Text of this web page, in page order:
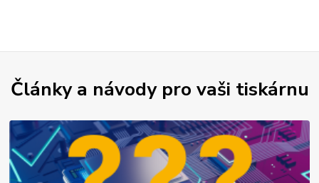
Články a návody pro vaši tiskárnu